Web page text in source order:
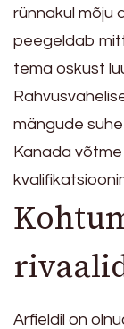
rünnakul mõju
peegeldab
tema oskust
mängude
Kanada
Arfieldil on